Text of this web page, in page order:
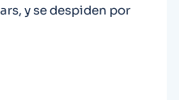
y se despiden por